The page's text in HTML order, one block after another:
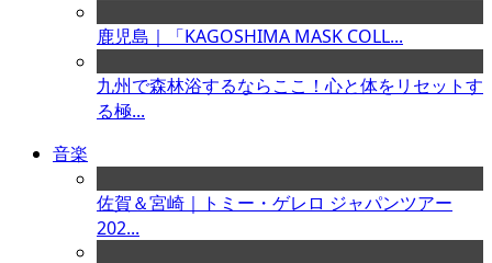
鹿児島｜「KAGOSHIMA MASK COLL...
九州で森林浴するならここ！心と体をリセットす
る極...
音楽
佐賀＆宮崎｜トミー・ゲレロ ジャパンツアー
202...